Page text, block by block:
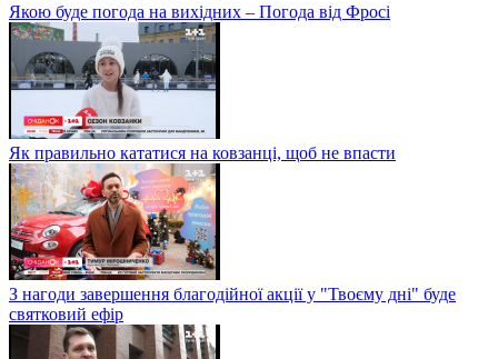
Якою буде погода на вихідних – Погода від Фросі
Як правильно кататися на ковзанці, щоб не впасти
З нагоди завершення благодійної акції у "Твоєму дні" буде
святковий ефір